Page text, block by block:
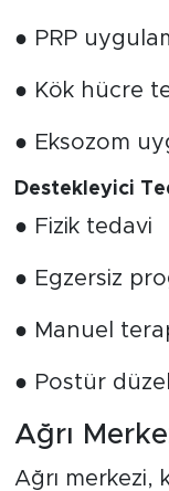
● PRP
● Kök hücre
● Eksozom
Destekleyici
● Fizik tedavi
● Egzersiz
● Manuel
● Postür
Ağrı
Ağrı merkezi,